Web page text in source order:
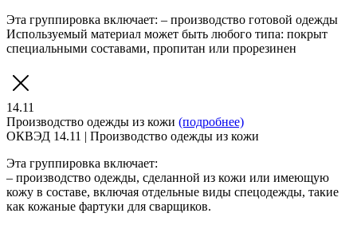
Эта группировка включает: – производство готовой одежды
Используемый материал может быть любого типа: покрыт
специальными составами, пропитан или прорезинен
14.11
Производство одежды из кожи (подробнее)
ОКВЭД 14.11 | Производство одежды из кожи
Эта группировка включает:
– производство одежды, сделанной из кожи или имеющую
кожу в составе, включая отдельные виды спецодежды, такие
как кожаные фартуки для сварщиков.